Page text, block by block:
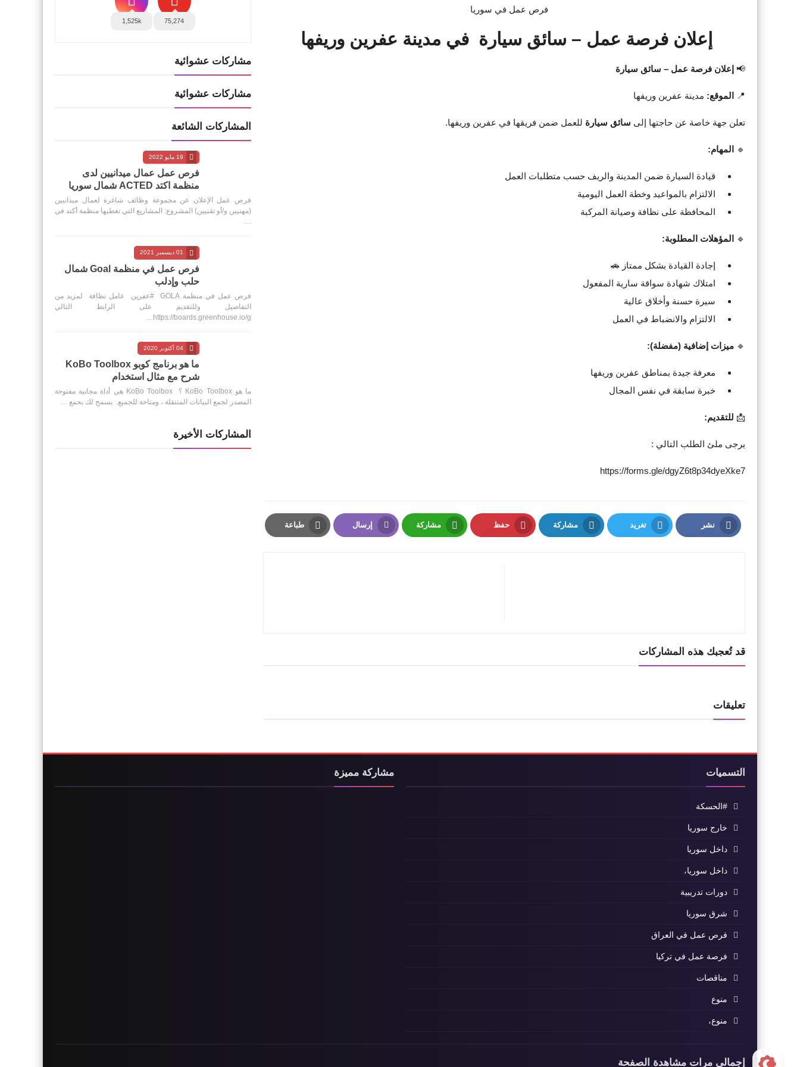
فرص عمل في سوريا
إعلان فرصة عمل – سائق سيارة في مدينة عفرين وريفها
📢 إعلان فرصة عمل – سائق سيارة
📍 الموقع: مدينة عفرين وريفها
تعلن جهة خاصة عن حاجتها إلى سائق سيارة للعمل ضمن فريقها في عفرين وريفها.
🔹 المهام:
قيادة السيارة ضمن المدينة والريف حسب متطلبات العمل
الالتزام بالمواعيد وخطة العمل اليومية
المحافظة على نظافة وصيانة المركبة
🔹 المؤهلات المطلوبة:
إجادة القيادة بشكل ممتاز 🚗
امتلاك شهادة سواقة سارية المفعول
سيرة حسنة وأخلاق عالية
الالتزام والانضباط في العمل
🔹 ميزات إضافية (مفضلة):
معرفة جيدة بمناطق عفرين وريفها
خبرة سابقة في نفس المجال
📩 للتقديم:
يرجى ملئ الطلب التالي :
https://forms.gle/dgyZ6t8p34dyeXke7
نشر تغريد مشاركة حفظ مشاركة إرسال طباعة
قد تُعجبك هذه المشاركات
تعليقات
75,274
1,525k
مشاركات عشوائية
مشاركات عشوائية
المشاركات الشائعة
19 مايو 2022
فرص عمل عمال ميدانيين لدى
منظمة اكتد ACTED شمال سوريا
فرص عمل الإعلان عن مجموعة وظائف شاغرة لعمال ميدانيين
(مهنيين و/أو تقنيين) المشروع: المشاريع التي تغطيها منظمة أكتد في
…
01 ديسمبر 2021
فرص عمل في منظمة Goal شمال
حلب وإدلب
فرص عمل في منظمة GOLA #عفرين عامل نظافة لمزيد من
التفاصيل وللتقديم على الرابط التالي
https://boards.greenhouse.io/g…
04 أكتوبر 2020
ما هو برنامج كوبو KoBo Toolbox
شرح مع مثال استخدام
ما هو KoBo Toolbox ؟ KoBo Toolbox هي أداة مجانية مفتوحة
المصدر لجمع البيانات المتنقلة ، ومتاحة للجميع. يسمح لك بجمع …
المشاركات الأخيرة
التسميات
#الحسكة
خارج سوريا
داخل سوريا
داخل سوريا،
دورات تدريبية
شرق سوريا
فرص عمل في العراق
فرصة عمل في تركيا
مناقصات
منوع
منوع،
مشاركة مميزة
إجمالي مرات مشاهدة الصفحة